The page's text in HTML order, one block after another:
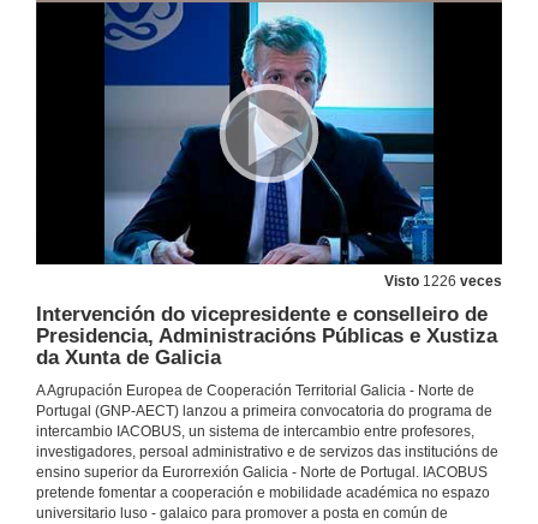
Visto 1226 veces
Intervención do vicepresidente e conselleiro de
Presidencia, Administracións Públicas e Xustiza
da Xunta de Galicia
A Agrupación Europea de Cooperación Territorial Galicia - Norte de
Portugal (GNP-AECT) lanzou a primeira convocatoria do programa de
intercambio IACOBUS, un sistema de intercambio entre profesores,
investigadores, persoal administrativo e de servizos das institucións de
ensino superior da Eurorrexión Galicia - Norte de Portugal. IACOBUS
pretende fomentar a cooperación e mobilidade académica no espazo
universitario luso - galaico para promover a posta en común de